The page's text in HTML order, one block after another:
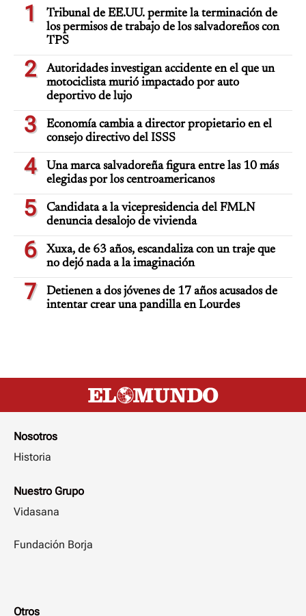
1
Tribunal de EE.UU. permite la terminación de
los permisos de trabajo de los salvadoreños con
TPS
2
Autoridades investigan accidente en el que un
motociclista murió impactado por auto
deportivo de lujo
3
Economía cambia a director propietario en el
consejo directivo del ISSS
4
Una marca salvadoreña figura entre las 10 más
elegidas por los centroamericanos
5
Candidata a la vicepresidencia del FMLN
denuncia desalojo de vivienda
6
Xuxa, de 63 años, escandaliza con un traje que
no dejó nada a la imaginación
7
Detienen a dos jóvenes de 17 años acusados de
intentar crear una pandilla en Lourdes
Nosotros
Historia
Nuestro Grupo
Vidasana
Fundación Borja
Otros